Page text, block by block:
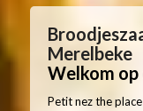
Merelbeke
Welkom
Petit nez the